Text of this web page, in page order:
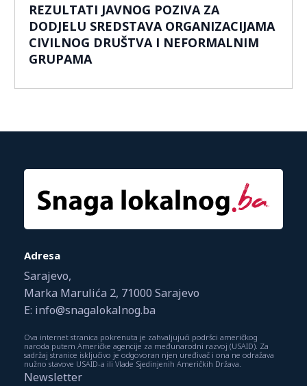
REZULTATI JAVNOG POZIVA ZA
DODJELU SREDSTAVA ORGANIZACIJAMA
CIVILNOG DRUŠTVA I NEFORMALNIM
GRUPAMA
Adresa
Sarajevo,
Marka Marulića 2, 71000 Sarajevo
E: info@snagalokalnog.ba
Ova internet stranica pokrenuta je zahvaljujući podršci američkog
naroda putem Američke agencije za međunarodni razvoj (USAID). Za
sadržaj stranice isključivo je odgovoran njen uređivač i ona ne odražava
nužno stavove USAID-a ili Vlade Sjedinjenih Američkih Država.
Newsletter